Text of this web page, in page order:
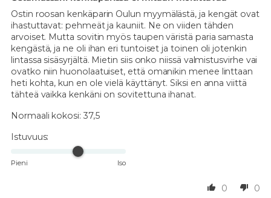
Ostin roosan kenkäparin Oulun myymälästä, ja kengät ovat
ihastuttavat: pehmeät ja kauniit. Ne on viiden tähden
arvoiset. Mutta sovitin myös taupen väristä paria samasta
kengästä, ja ne oli ihan eri tuntoiset ja toinen oli jotenkin
lintassa sisäsyrjältä. Mietin siis onko niissä valmistusvirhe vai
ovatko niin huonolaatuiset, että omanikin menee linttaan
heti kohta, kun en ole vielä käyttänyt. Siksi en anna viittä
tähteä vaikka kenkäni on sovitettuna ihanat.
Normaali kokosi: 37,5
Istuvuus:
Pieni Iso
0 0